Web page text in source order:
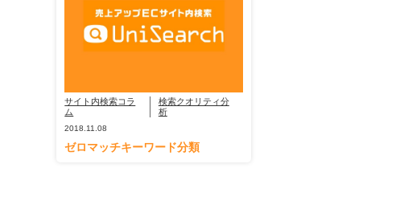
サイト内検索コラ
ム
検索クオリティ分
析
2018.11.08
ゼロマッチキーワード分類